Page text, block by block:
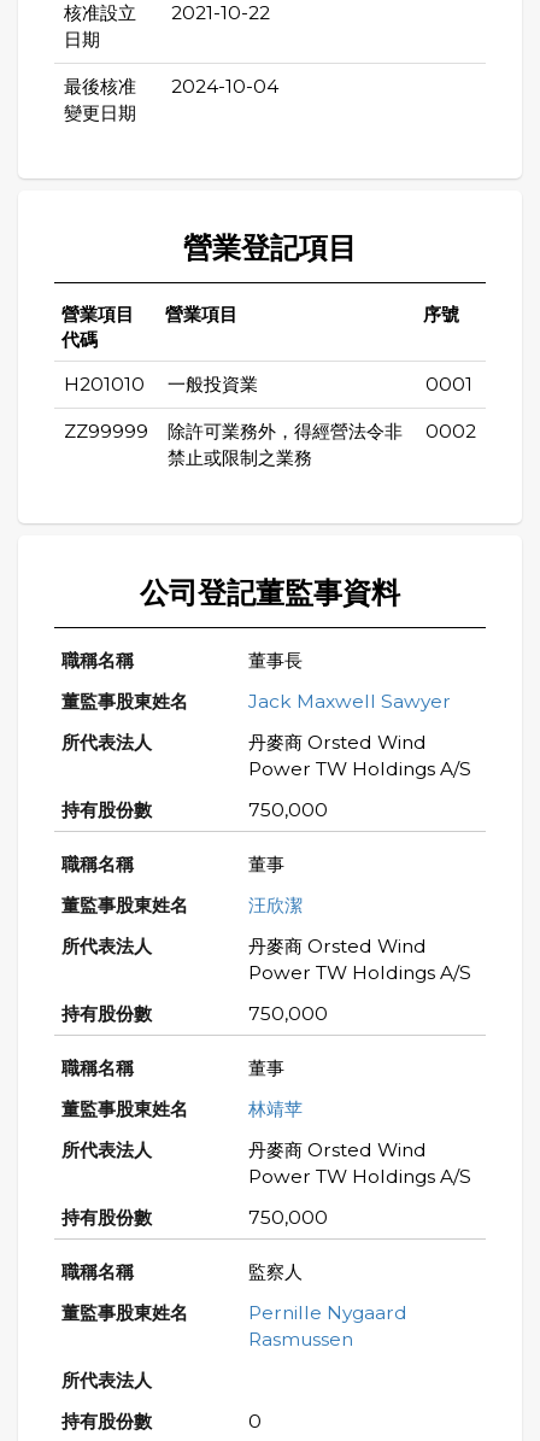
核准設立
日期
2021-10-22
最後核准
變更日期
2024-10-04
營業登記項目
營業項目
代碼
營業項目 序號
H201010 一般投資業 0001
ZZ99999
除許可業務外，得經營法令非
禁止或限制之業務
0002
公司登記董監事資料
董事長
Jack Maxwell Sawyer
丹麥商 Orsted Wind
Power TW Holdings A/S
750,000
董事
汪欣潔
丹麥商 Orsted Wind
Power TW Holdings A/S
750,000
董事
林靖苹
丹麥商 Orsted Wind
Power TW Holdings A/S
750,000
監察人
Pernille Nygaard
Rasmussen
0